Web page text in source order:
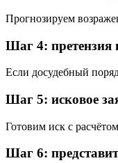
Прогнозируем
Шаг 4: претензия
Если досудебный
Шаг 5: исковое
Готовим иск с
Шаг 6: